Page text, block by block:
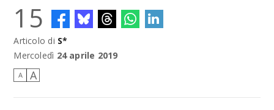
15
Articolo di S*
Mercoledì 24 aprile 2019
A A